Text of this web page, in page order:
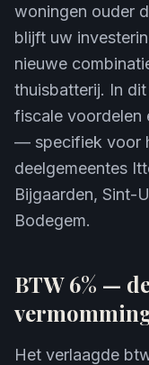
woningen ouder
blijft uw
nieuwe
thuisbatterij. In
fiscale voordelen
— specifiek voor
deelgemeentes
Bijgaarden, Sint-
Bodegem.
BTW 6% —
Het verlaagde